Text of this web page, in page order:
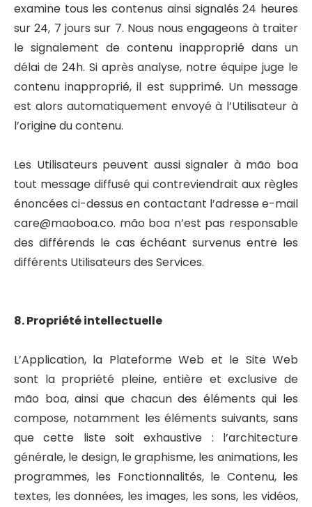
examine tous les contenus ainsi signalés 24 heures
sur 24, 7 jours sur 7. Nous nous engageons à traiter
le signalement de contenu inapproprié dans un
délai de 24h. Si après analyse, notre équipe juge le
contenu inapproprié, il est supprimé. Un message
est alors automatiquement envoyé à l’Utilisateur à
l’origine du contenu.
Les Utilisateurs peuvent aussi signaler à mão boa
tout message diffusé qui contreviendrait aux règles
énoncées ci-dessus en contactant l’adresse e-mail
care@maoboa.co. mão boa n’est pas responsable
des différends le cas échéant survenus entre les
différents Utilisateurs des Services.
8. Propriété intellectuelle
L’Application, la Plateforme Web et le Site Web
sont la propriété pleine, entière et exclusive de
mão boa, ainsi que chacun des éléments qui les
compose, notamment les éléments suivants, sans
que cette liste soit exhaustive : l’architecture
générale, le design, le graphisme, les animations, les
programmes, les Fonctionnalités, le Contenu, les
textes, les données, les images, les sons, les vidéos,